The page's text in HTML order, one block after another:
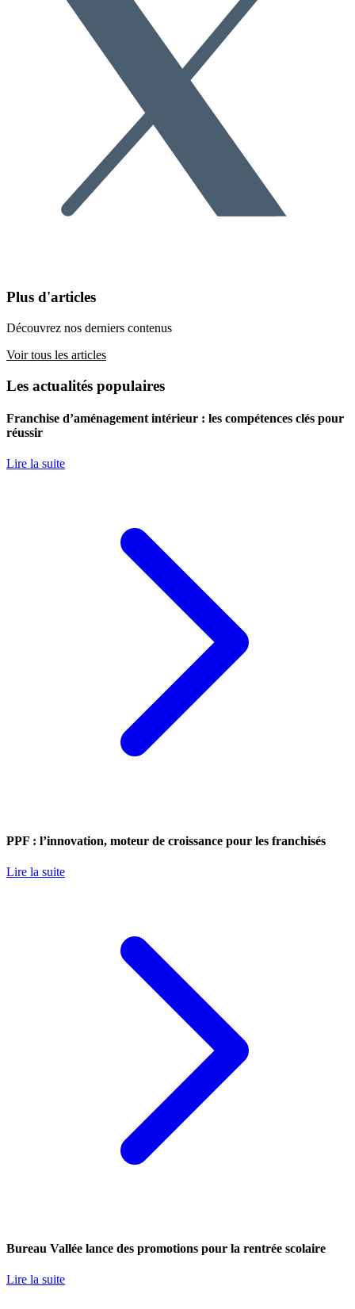
Plus d'articles
Découvrez nos derniers contenus
Voir tous les articles
Les actualités populaires
Franchise d’aménagement intérieur : les compétences clés pour
réussir
Lire la suite
PPF : l’innovation, moteur de croissance pour les franchisés
Lire la suite
Bureau Vallée lance des promotions pour la rentrée scolaire
Lire la suite